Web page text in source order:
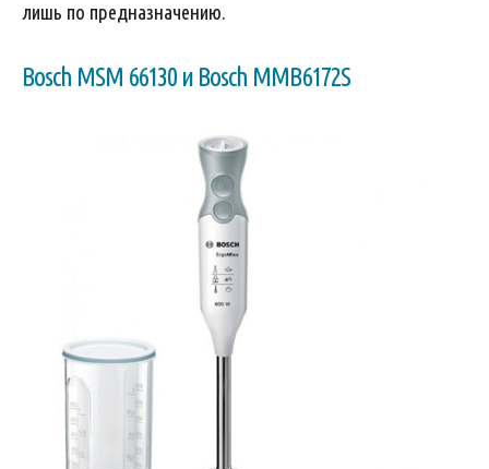
лишь по предназначению.
Bosch MSM 66130 и Bosch MMB6172S